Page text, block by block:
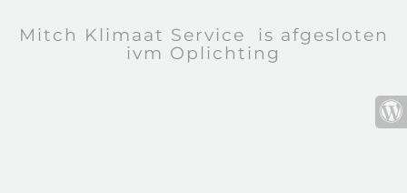
Mitch Klimaat Service is afgesloten
ivm Oplichting